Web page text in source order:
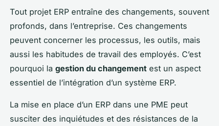
Tout projet ERP entraîne des changements, souvent
profonds, dans l’entreprise. Ces changements
peuvent concerner les processus, les outils, mais
aussi les habitudes de travail des employés. C’est
pourquoi la gestion du changement est un aspect
essentiel de l’intégration d’un système ERP.
La mise en place d’un ERP dans une PME peut
susciter des inquiétudes et des résistances de la